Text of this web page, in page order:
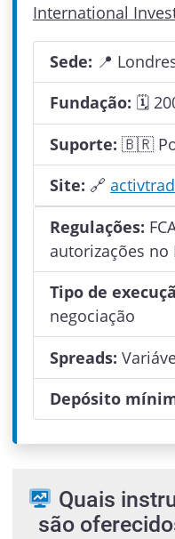
International
Sede: 📍
Fundação: 🗓
Suporte: 🇧🇷
Site: 🔗
Regulações:
autorizações no
Tipo de
negociação
Spreads:
Depósito
Quais
são